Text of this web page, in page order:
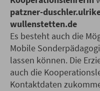
patzner-
wullenstetten.de
Es besteht auch die
Mobile
lassen können. Die
auch die
Kontaktdaten